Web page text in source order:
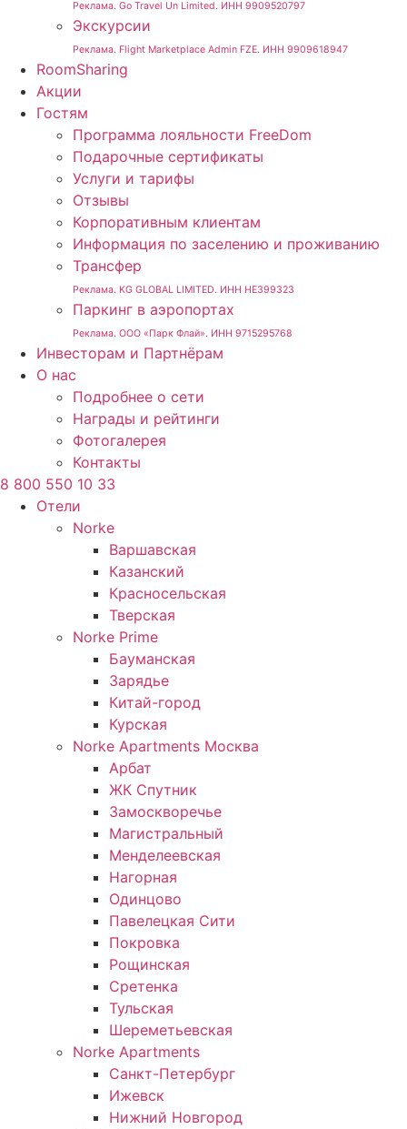
Реклама. Go Travel Un Limited. ИНН 9909520797
Экскурсии
Реклама. Flight Marketplace Admin FZE. ИНН 9909618947
RoomSharing
Акции
Гостям
Программа лояльности FreeDom
Подарочные сертификаты
Услуги и тарифы
Отзывы
Корпоративным клиентам
Информация по заселению и проживанию
Трансфер
Реклама. KG GLOBAL LIMITED. ИНН HE399323
Паркинг в аэропортах
Реклама. ООО «Парк Флай». ИНН 9715295768
Инвесторам и Партнёрам
О нас
Подробнее о сети
Награды и рейтинги
Фотогалерея
Контакты
8 800 550 10 33
Отели
Norke
Варшавская
Казанский
Красносельская
Тверская
Norke Prime
Бауманская
Зарядье
Китай-город
Курская
Norke Apartments Москва
Арбат
ЖК Спутник
Замоскворечье
Магистральный
Менделеевская
Нагорная
Одинцово
Павелецкая Сити
Покровка
Рощинская
Сретенка
Тульская
Шереметьевская
Norke Apartments
Санкт-Петербург
Ижевск
Нижний Новгород